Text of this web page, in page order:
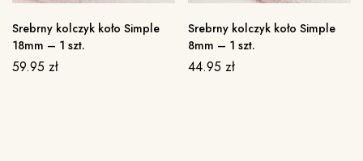
Srebrny kolczyk koło Simple
18mm – 1 szt.
59.95 zł
Srebrny kolczyk koło Simple
8mm – 1 szt.
44.95 zł